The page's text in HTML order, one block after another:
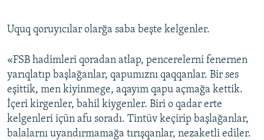
Uquq qoruyıcılar olarğa saba beşte kelgenler.
«FSB hadimleri qoradan atlap, pencerelerni fenernen
yarıqlatıp başlağanlar, qapumıznı qaqqanlar. Bir ses
eşittik, men kiyinmege, aqayım qapu açmağa kettik.
İçeri kirgenler, bahil kiygenler. Biri o qadar erte
kelgenleri içün afu soradı. Tintüv keçirip başlağanlar,
balalarnı uyandırmamağa tırışqanlar, nezaketli ediler.